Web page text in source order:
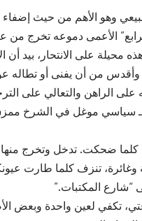
وهو الأهم من حيث إضفاء
الأعمى دموعه تخرج من
محيلة على الانتحار، بيد
من أن يفنى أو تطاله
الراهن والتعالي على
ــ سياسي موغل في الشرخ
كلما ضحكت. تدخل وتخرج
تنزف كلما طارت
“شارع المكتبات.”
تكفي لعين واحدة وبعض